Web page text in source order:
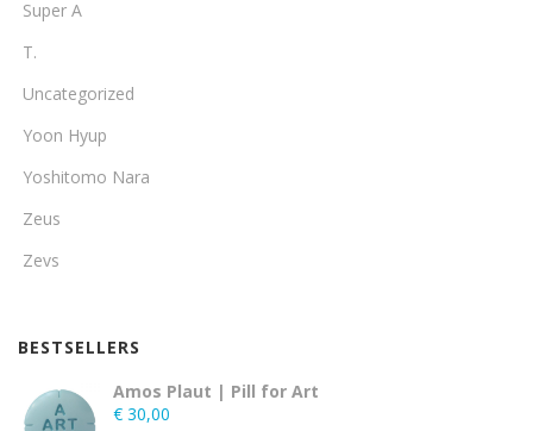
Super A
T.
Uncategorized
Yoon Hyup
Yoshitomo Nara
Zeus
Zevs
BESTSELLERS
Amos Plaut | Pill for Art
€ 30,00